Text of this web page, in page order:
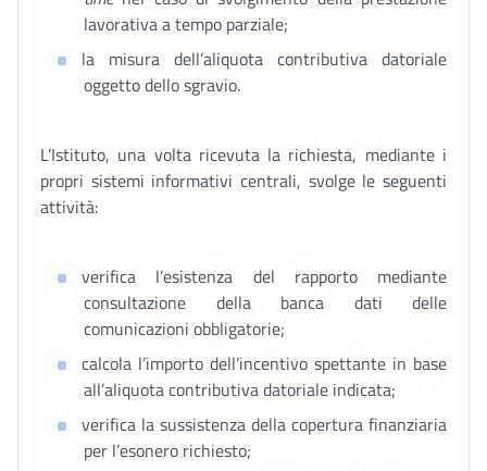
lavorativa a tempo parziale;
la misura dell’aliquota contributiva datoriale
oggetto dello sgravio.
L’Istituto, una volta ricevuta la richiesta, mediante i
propri sistemi informativi centrali, svolge le seguenti
attività:
verifica l’esistenza del rapporto mediante
consultazione della banca dati delle
comunicazioni obbligatorie;
calcola l’importo dell’incentivo spettante in base
all’aliquota contributiva datoriale indicata;
verifica la sussistenza della copertura finanziaria
per l’esonero richiesto;